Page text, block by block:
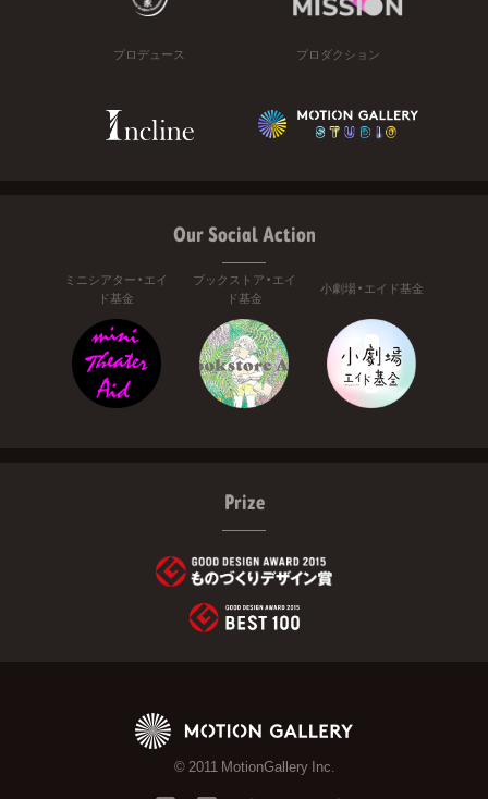
プロデュース プロダクション
Our Social Action
ミニシアター・エイ
ド基金
ブックストア・エイ
ド基金
小劇場・エイド基金
Prize
© 2011 MotionGallery Inc.